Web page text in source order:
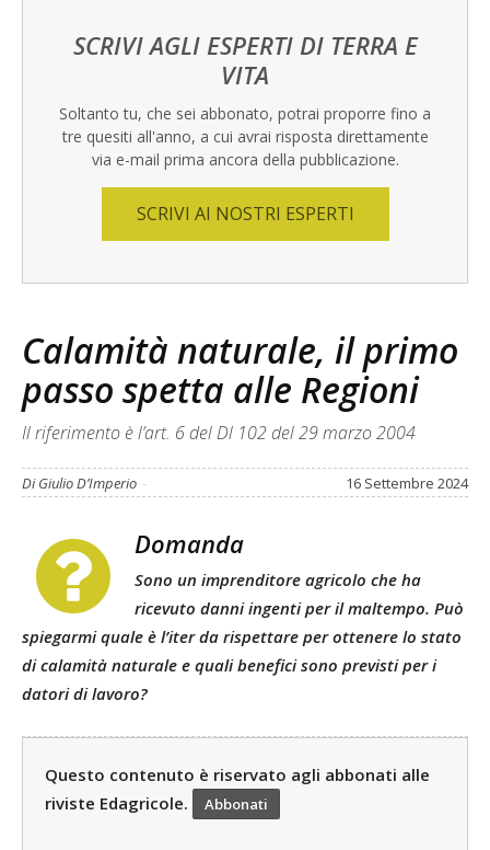
SCRIVI AGLI ESPERTI DI TERRA E
VITA
Soltanto tu, che sei abbonato, potrai proporre fino a
tre quesiti all'anno, a cui avrai risposta direttamente
via e-mail prima ancora della pubblicazione.
SCRIVI AI NOSTRI ESPERTI
Calamità naturale, il primo
passo spetta alle Regioni
Il riferimento è l’art. 6 del Dl 102 del 29 marzo 2004
Di Giulio D’Imperio - 16 Settembre 2024
Domanda
Sono un imprenditore agricolo che ha
ricevuto danni ingenti per il maltempo. Può
spiegarmi quale è l’iter da rispettare per ottenere lo stato
di calamità naturale e quali benefici sono previsti per i
datori di lavoro?
Questo contenuto è riservato agli abbonati alle
riviste Edagricole.
Abbonati